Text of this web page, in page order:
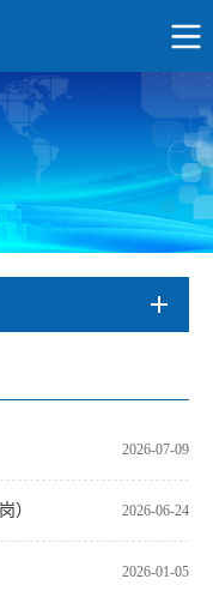
2026-07-09
2026-06-24
）
2026-01-05